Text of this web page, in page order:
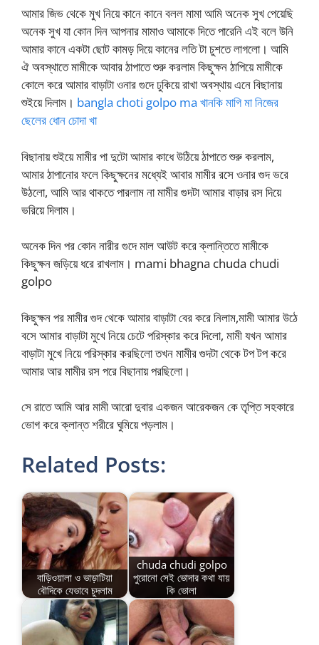
আমার জিভ থেকে মুখ নিয়ে কানে কানে বলল মামা আমি অনেক সুখ পেয়েছি
অনেক সুখ যা কোন দিন আপনার মামাও আমাকে দিতে পারেনি এই বলে উনি
আমার কানে একটা ছোট কামড় দিয়ে কানের লতি টা চুশতে লাগলো। আমি
ঐ অবস্থাতে মামীকে আবার ঠাপাতে শুরু করলাম কিছুক্ষন ঠাপিয়ে মামীকে
কোলে করে আমার বাড়াটা ওনার গুদে ঢুকিয়ে রাখা অবস্থায় এনে বিছানায়
শুইয়ে দিলাম। bangla choti golpo ma খানকি মাগি মা নিজের
ছেলের ধোন চোদা খা
বিছানায় শুইয়ে মামীর পা দুটো আমার কাধে উঠিয়ে ঠাপাতে শুরু করলাম,
আমার ঠাপানোর ফলে কিছুক্ষনের মধ্যেই আবার মামীর রসে ওনার গুদ ভরে
উঠলো, আমি আর থাকতে পারলাম না মামীর গুদটা আমার বাড়ার রস দিয়ে
ভরিয়ে দিলাম।
অনেক দিন পর কোন নারীর গুদে মাল আউট করে ক্লান্তিতে মামীকে
কিছুক্ষন জড়িয়ে ধরে রাখলাম। mami bhagna chuda chudi
golpo
কিছুক্ষন পর মামীর গুদ থেকে আমার বাড়াটা বের করে নিলাম,মামী আমার উঠে
বসে আমার বাড়াটা মুখে নিয়ে চেটে পরিস্কার করে দিলো, মামী যখন আমার
বাড়াটা মুখে নিয়ে পরিস্কার করছিলো তখন মামীর গুদটা থেকে টপ টপ করে
আমার আর মামীর রস পরে বিছানায় পরছিলো।
সে রাতে আমি আর মামী আরো দুবার একজন আরেকজন কে তৃপ্তি সহকারে
ভোগ করে ক্লান্ত শরীরে ঘুমিয়ে পড়লাম।
Related Posts:
বাড়িওয়ালা ও ভাড়াটিয়া
বৌদিকে যেভাবে চুদলাম
chuda chudi golpo
পুরোনো সেই ভোদার কথা যায়
কি ভোলা